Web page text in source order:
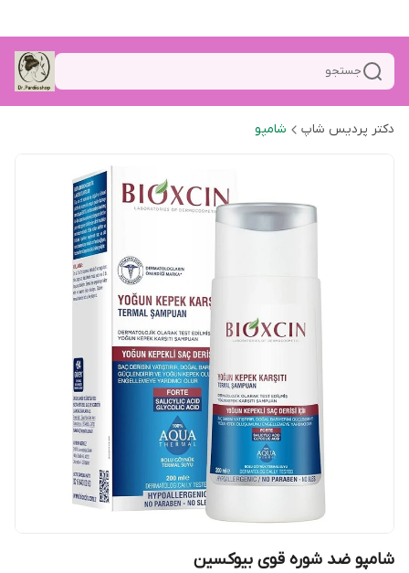
جستجو
دکتر پردیس شاپ شامپو
شامپو ضد شوره قوی بیوکسین